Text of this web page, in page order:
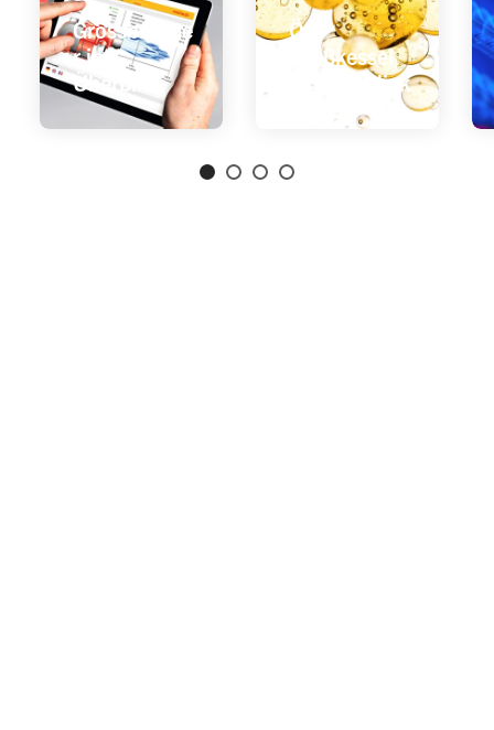
Grossbrenne
r im
Überblick
Öl-
Großkessel
im Überblick